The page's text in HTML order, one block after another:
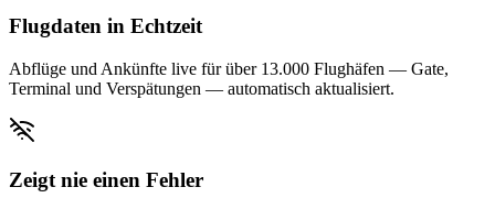
Flugdaten in Echtzeit
Abflüge und Ankünfte live für über 13.000 Flughäfen — Gate,
Terminal und Verspätungen — automatisch aktualisiert.
Zeigt nie einen Fehler